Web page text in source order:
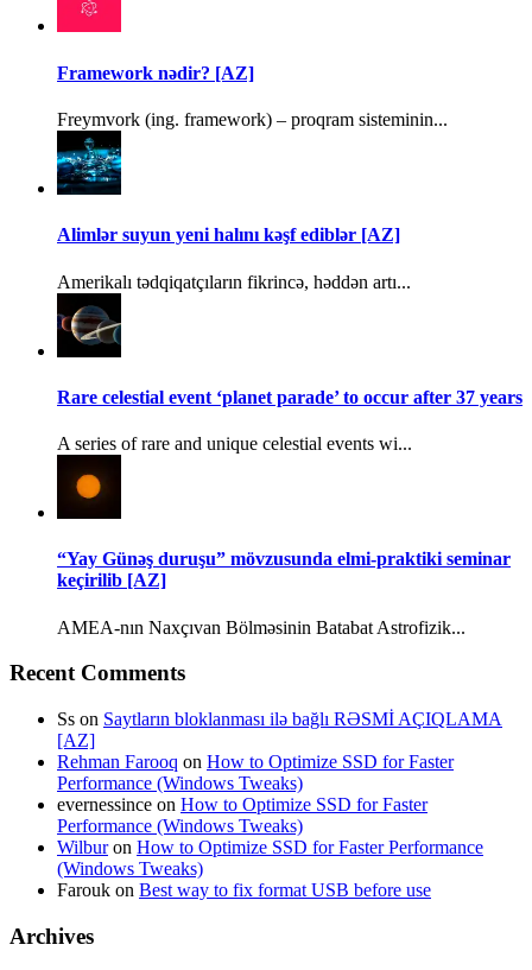
Framework nədir? [AZ]
Freymvork (ing. framework) – proqram sisteminin...
Alimlər suyun yeni halını kəşf ediblər [AZ]
Amerikalı tədqiqatçıların fikrincə, həddən artı...
Rare celestial event ‘planet parade’ to occur after 37 years
A series of rare and unique celestial events wi...
“Yay Günəş duruşu” mövzusunda elmi-praktiki seminar
keçirilib [AZ]
AMEA-nın Naxçıvan Bölməsinin Batabat Astrofizik...
Recent Comments
Ss on Saytların bloklanması ilə bağlı RƏSMİ AÇIQLAMA
[AZ]
Rehman Farooq on How to Optimize SSD for Faster
Performance (Windows Tweaks)
evernessince on How to Optimize SSD for Faster
Performance (Windows Tweaks)
Wilburon How to Optimize SSD for Faster Performance
(Windows Tweaks)
Farouk on Best way to fix format USB before use
Archives